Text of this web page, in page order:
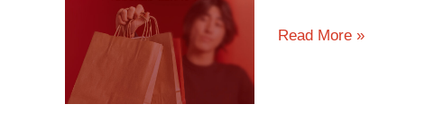
ที่
Read More »